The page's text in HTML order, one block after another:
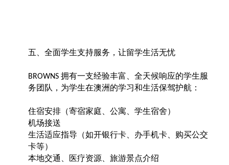
五、全面学生支持服务，让留学生活无忧
BROWNS 拥有一支经验丰富、全天候响应的学生服
务团队，为学生在澳洲的学习和生活保驾护航：
住宿安排（寄宿家庭、公寓、学生宿舍）
机场接送
生活适应指导（如开银行卡、办手机卡、购买公交
卡等）
本地交通、医疗资源、旅游景点介绍